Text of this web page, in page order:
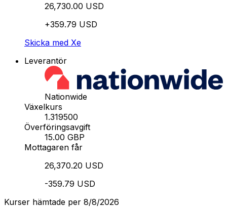
26,730.00 USD
+359.79 USD
Skicka med Xe
Leverantör
Nationwide
Växelkurs
1.319500
Överföringsavgift
15.00 GBP
Mottagaren får
26,370.20 USD
-359.79 USD
Kurser hämtade per 8/8/2026